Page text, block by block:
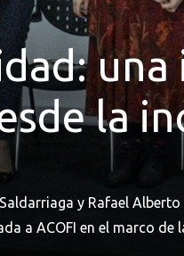
la
y Rafael
a ACOFI en el marco